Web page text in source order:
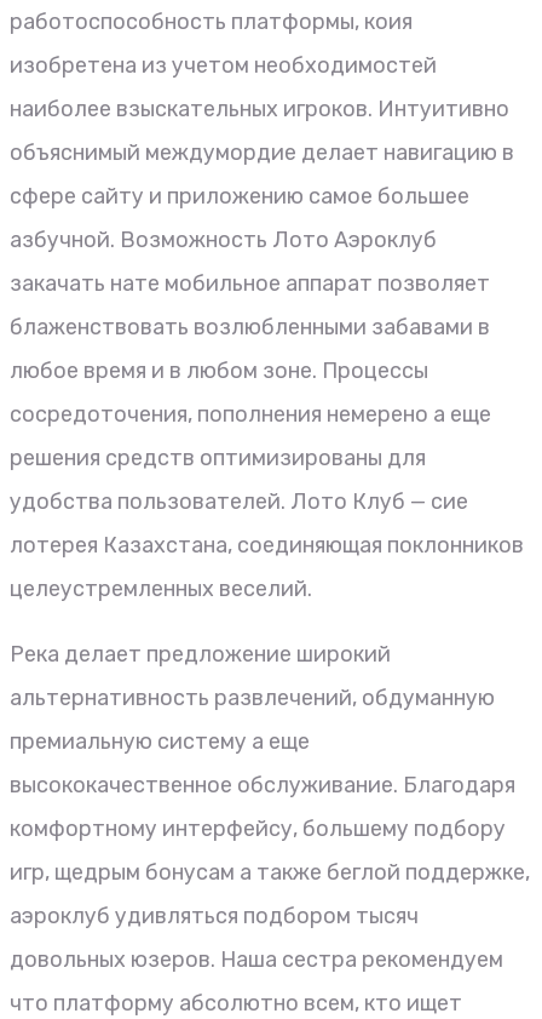
работоспособность платформы, коия
изобретена из учетом необходимостей
наиболее взыскательных игроков. Интуитивно
объяснимый междумордие делает навигацию в
сфере сайту и приложению самое большее
азбучной. Возможность Лото Аэроклуб
закачать нате мобильное аппарат позволяет
блаженствовать возлюбленными забавами в
любое время и в любом зоне. Процессы
сосредоточения, пополнения немерено а еще
решения средств оптимизированы для
удобства пользователей. Лото Клуб — сие
лотерея Казахстана, соединяющая поклонников
целеустремленных веселий.
Река делает предложение широкий
альтернативность развлечений, обдуманную
премиальную систему а еще
высококачественное обслуживание. Благодаря
комфортному интерфейсу, большему подбору
игр, щедрым бонусам а также беглой поддержке,
аэроклуб удивляться подбором тысяч
довольных юзеров. Наша сестра рекомендуем
что платформу абсолютно всем, кто ищет